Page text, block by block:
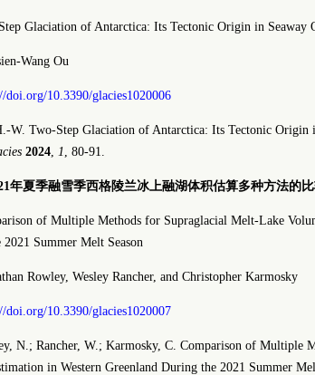
Glaciation of Antarctica: Its Tectonic Origin in Seaway
Wang Ou
doi.org/10.3390/glacies1020006
W. Two-Step Glaciation of Antarctica: Its Tectonic Origin
2024, 1, 80-91.
年夏季融雪季西格陵兰冰上融湖体积估算多种方法的
of Multiple Methods for Supraglacial Melt-Lake
Summer Melt Season
Rowley, Wesley Rancher, and Christopher Karmosky
doi.org/10.3390/glacies1020007
N.; Rancher, W.; Karmosky, C. Comparison of Multiple
in Western Greenland During the 2021 Summer